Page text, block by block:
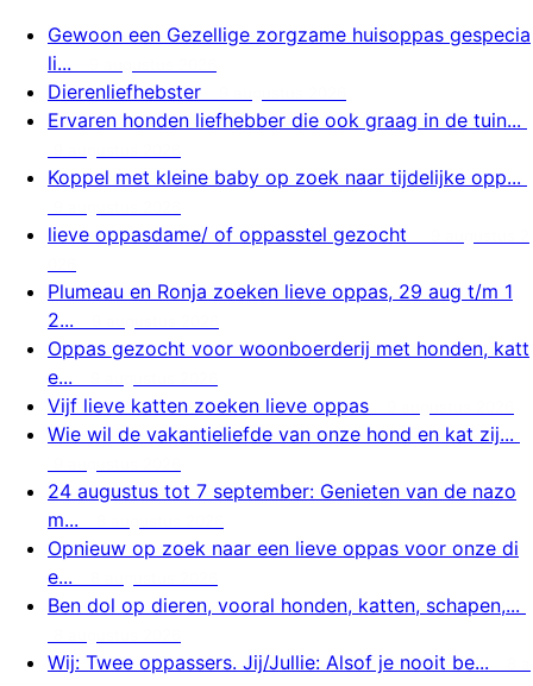
Gewoon een Gezellige zorgzame huisoppas gespecia
li...
Dierenliefhebster
Ervaren honden liefhebber die ook graag in de tuin...
Koppel met kleine baby op zoek naar tijdelijke opp...
lieve oppasdame/ of oppasstel gezocht
Plumeau en Ronja zoeken lieve oppas, 29 aug t/m 1
2...
Oppas gezocht voor woonboerderij met honden, katt
e...
Vijf lieve katten zoeken lieve oppas
Wie wil de vakantieliefde van onze hond en kat zij...
24 augustus tot 7 september: Genieten van de nazo
m...
Opnieuw op zoek naar een lieve oppas voor onze di
e...
Ben dol op dieren, vooral honden, katten, schapen,...
Wij: Twee oppassers. Jij/Jullie: Alsof je nooit be...